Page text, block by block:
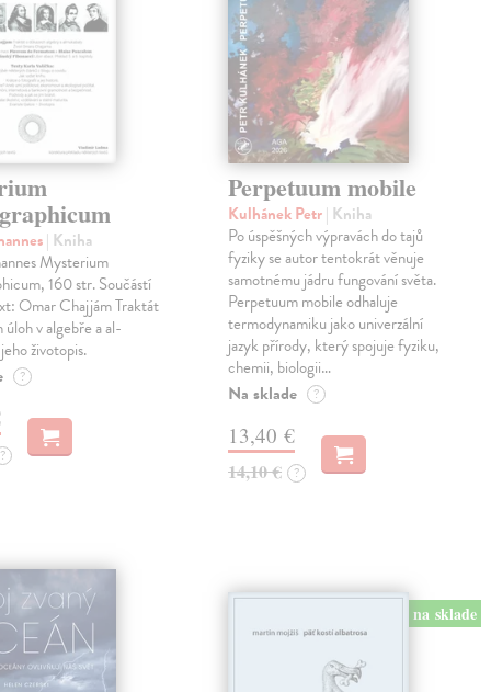
| Kniha
Mysterium
160 str. Součástí
Omar Chajjám Traktát
úloh v algebře a al-
životopis.
?
?
Perpetuum mobile
Kulhánek Petr| Kniha
Po úspěšných výpravách do tajů
fyziky se autor tentokrát věnuje
samotnému jádru fungování světa.
Perpetuum mobile odhaluje
termodynamiku jako univerzální
jazyk přírody, který spojuje fyziku,
chemii, biologii…
Na sklade ?
13,40 €
14,10 € ?
na sklade